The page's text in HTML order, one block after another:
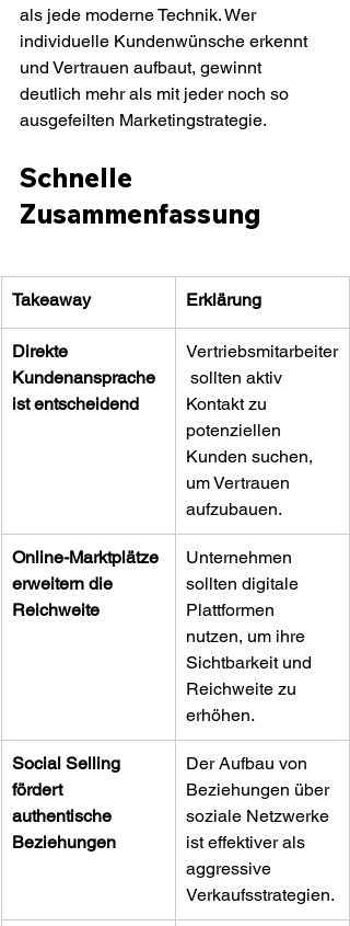
als jede moderne Technik. Wer
individuelle Kundenwünsche erkennt
und Vertrauen aufbaut, gewinnt
deutlich mehr als mit jeder noch so
ausgefeilten Marketingstrategie.
Schnelle
Zusammenfassung
Takeaway Erklärung
Direkte
Kundenansprache
ist entscheidend
Vertriebsmitarbeiter
sollten aktiv
Kontakt zu
potenziellen
Kunden suchen,
um Vertrauen
aufzubauen.
Online-Marktplätze
erweitern die
Reichweite
Unternehmen
sollten digitale
Plattformen
nutzen, um ihre
Sichtbarkeit und
Reichweite zu
erhöhen.
Social Selling
fördert
authentische
Beziehungen
Der Aufbau von
Beziehungen über
soziale Netzwerke
ist effektiver als
aggressive
Verkaufsstrategien.